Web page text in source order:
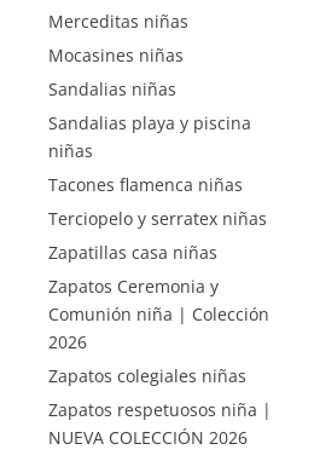
Merceditas niñas
Mocasines niñas
Sandalias niñas
Sandalias playa y piscina
niñas
Tacones flamenca niñas
Terciopelo y serratex niñas
Zapatillas casa niñas
Zapatos Ceremonia y
Comunión niña | Colección
2026
Zapatos colegiales niñas
Zapatos respetuosos niña |
NUEVA COLECCIÓN 2026